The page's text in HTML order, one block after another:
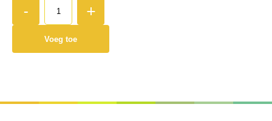
- +
Voeg toe
Om gereedschap te kunnen lenen moet je ingelogd
zijn.